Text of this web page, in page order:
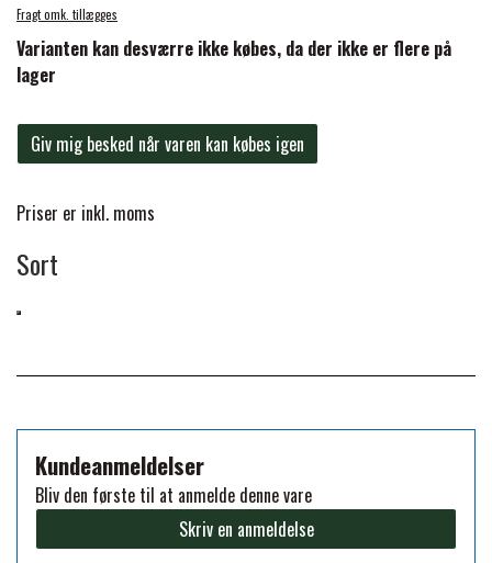
GALOP
PREMIER EQUINE TRENSE & TILBEHØR
PREMIER EQUINE SADLER
PREMIER EQUINE SADEL TILBEHØR
PREMIER EQUINE BENBESKYTTELSE
PREMIER EQUINE TRANSPORT
BESKYTTELSE
FINNTACK
KÄLLQUIST EQUESTIAN
Fragt omk. tillægges
Varianten kan desværre ikke købes, da der ikke er flere på
lager
Giv mig besked når varen kan købes igen
Priser er inkl. moms
Sort
Kundeanmeldelser
Bliv den første til at anmelde denne vare
Skriv en anmeldelse